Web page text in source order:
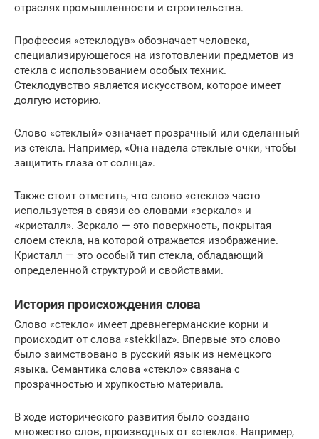
отраслях промышленности и строительства.
Профессия «стеклодув» обозначает человека,
специализирующегося на изготовлении предметов из
стекла с использованием особых техник.
Стеклодувство является искусством, которое имеет
долгую историю.
Слово «стеклый» означает прозрачный или сделанный
из стекла. Например, «Она надела стеклые очки, чтобы
защитить глаза от солнца».
Также стоит отметить, что слово «стекло» часто
используется в связи со словами «зеркало» и
«кристалл». Зеркало — это поверхность, покрытая
слоем стекла, на которой отражается изображение.
Кристалл — это особый тип стекла, обладающий
определенной структурой и свойствами.
История происхождения слова
Слово «стекло» имеет древнегерманские корни и
происходит от слова «stekkilaz». Впервые это слово
было заимствовано в русский язык из немецкого
языка. Семантика слова «стекло» связана с
прозрачностью и хрупкостью материала.
В ходе исторического развития было создано
множество слов, производных от «стекло». Например,